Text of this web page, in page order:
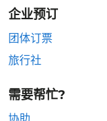
企业预订
团体订票
旅行社
需要帮忙?